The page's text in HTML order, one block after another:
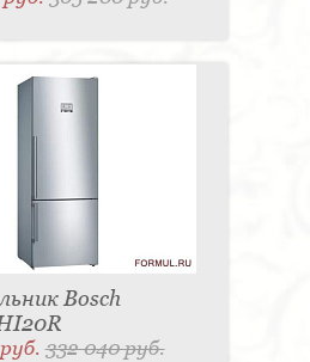
Bosch
332 040 руб.